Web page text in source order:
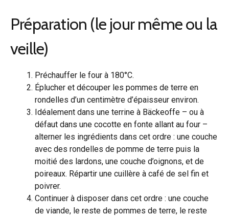
Préparation (le jour même ou la
veille)
Préchauffer le four à 180°C.
Éplucher et découper les pommes de terre en
rondelles d’un centimètre d’épaisseur environ.
Idéalement dans une terrine à Bäckeoffe – ou à
défaut dans une cocotte en fonte allant au four –
alterner les ingrédients dans cet ordre : une couche
avec des rondelles de pomme de terre puis la
moitié des lardons, une couche d’oignons, et de
poireaux. Répartir une cuillère à café de sel fin et
poivrer.
Continuer à disposer dans cet ordre : une couche
de viande, le reste de pommes de terre, le reste